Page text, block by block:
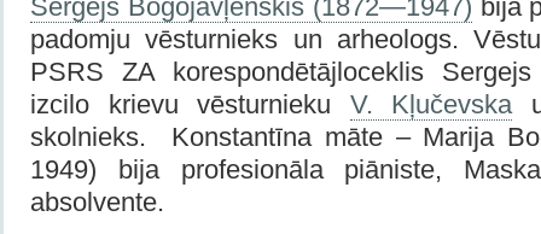
Sergejs Bogojavļenskis (1872—1947) bija
padomju vēsturnieks un arheologs.
PSRS ZA korespondētājloceklis
izcilo krievu vēsturnieku V. Kļučevska
skolnieks. Konstantīna māte – Marija
1949) bija profesionāla piāniste,
absolvente.